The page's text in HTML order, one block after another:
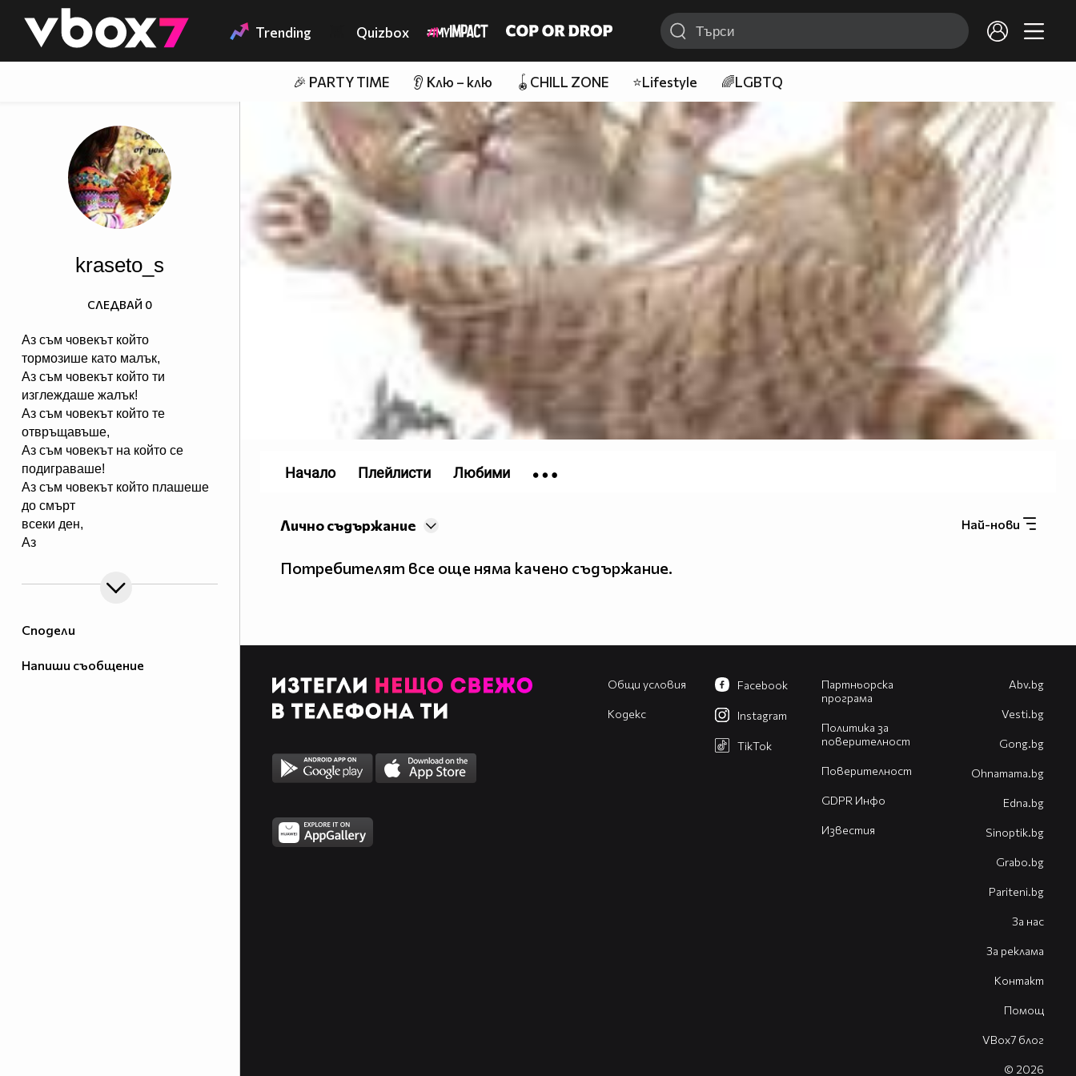
👾 Trending Quizbox
🎉 PARTY TIME 👂 Клю – клю 🪀CHILL ZONE ⭐Lifestyle 🌈LGBTQ
Сподели
Напиши съобщение
kraseto_s
Аз съм човекът който
тормозише като малък,
Аз съм човекът който ти
изглеждаше жалък!
Аз съм човекът който те
отвръщавъше,
Аз съм човекът на който се
подиграваше!
Аз съм човекът който плашеше
до смърт
всеки ден,
Аз
безмълвен,смотен
Аз съм човекът който носи болка
Аз съм човекът който винаги
Аз съм човекът живял в стах и
СЛЕДВАЙ 0
Най-нови
Лично съдържание
Потребителят все още няма качено съдържание.
Начало Плейлисти Любими
Общи условия
Кодекс
Партньорска
програма
Политика за
поверителност
Поверителност
GDPR Инфо
Известия
Facebook
Instagram
TikTok
Abv.bg
Vesti.bg
Gong.bg
Оhnamama.bg
Edna.bg
Sinoptik.bg
Grabo.bg
Pariteni.bg
За нас
За реклама
Контакт
Помощ
VBox7 блог
© 2026